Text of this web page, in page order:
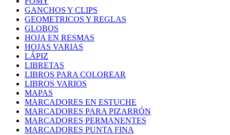
GANCHOS Y CLIPS
GEOMETRICOS Y REGLAS
GLOBOS
HOJA EN RESMAS
HOJAS VARIAS
LÁPIZ
LIBRETAS
LIBROS PARA COLOREAR
LIBROS VARIOS
MAPAS
MARCADORES EN ESTUCHE
MARCADORES PARA PIZARRÓN
MARCADORES PERMANENTES
MARCADORES PUNTA FINA